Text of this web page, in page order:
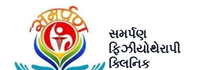
સમર્પણ
ફિઝીયોથેરાપી
ક્લિનિક